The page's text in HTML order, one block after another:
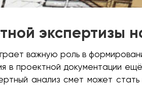
экспертизы
важную роль в
в проектной документации
анализ смет может